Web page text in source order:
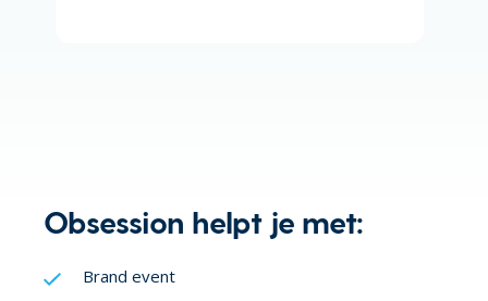
Obsession helpt je met:
Brand event